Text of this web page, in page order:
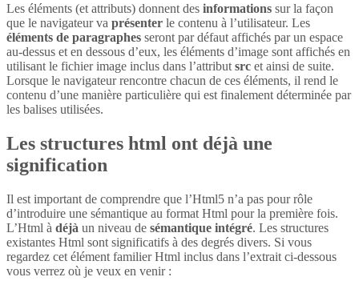
Les éléments (et attributs) donnent des informations sur la façon
que le navigateur va présenter le contenu à l’utilisateur. Les
éléments de paragraphes seront par défaut affichés par un espace
au-dessus et en dessous d’eux, les éléments d’image sont affichés en
utilisant le fichier image inclus dans l’attribut src et ainsi de suite.
Lorsque le navigateur rencontre chacun de ces éléments, il rend le
contenu d’une manière particulière qui est finalement déterminée par
les balises utilisées.
Les structures html ont déjà une
signification
Il est important de comprendre que l’Html5 n’a pas pour rôle
d’introduire une sémantique au format Html pour la première fois.
L’Html à déjà un niveau de sémantique intégré. Les structures
existantes Html sont significatifs à des degrés divers. Si vous
regardez cet élément familier Html inclus dans l’extrait ci-dessous
vous verrez où je veux en venir :